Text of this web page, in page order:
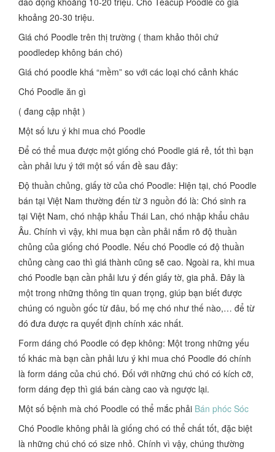
khoảng 20-30 triệu.
Giá chó Poodle trên thị trường ( tham khảo thôi chứ
poodledep không bán chó)
Giá chó poodle khá “mềm” so với các loại chó cảnh khác
Chó Poodle ăn gì
( đang cập nhật )
Một số lưu ý khi mua chó Poodle
Để có thể mua được một giống chó Poodle giá rẻ, tốt thì bạn
cần phải lưu ý tới một số vấn đề sau đây:
Độ thuần chủng, giấy tờ của chó Poodle: Hiện tại, chó Poodle
bán tại Việt Nam thường đến từ 3 nguồn đó là: Chó sinh ra
tại Việt Nam, chó nhập khẩu Thái Lan, chó nhập khẩu châu
Âu. Chính vì vậy, khi mua bạn cần phải nắm rõ độ thuần
chủng của giống chó Poodle. Nếu chó Poodle có độ thuần
chủng càng cao thì giá thành cũng sẽ cao. Ngoài ra, khi mua
chó Poodle bạn cần phải lưu ý đến giấy tờ, gia phả. Đây là
một trong những thông tin quan trọng, giúp bạn biết được
chúng có nguồn gốc từ đâu, bố mẹ chó như thế nào,… để từ
đó đưa được ra quyết định chính xác nhất.
Form dáng chó Poodle có đẹp không: Một trong những yếu
tố khác mà bạn cần phải lưu ý khi mua chó Poodle đó chính
là form dáng của chú chó. Đối với những chú chó có kích cỡ,
form dáng đẹp thì giá bán càng cao và ngược lại.
Một số bệnh mà chó Poodle có thể mắc phải Bán phóc Sóc
Chó Poodle không phải là giống chó có thể chất tốt, đặc biệt
là những chú chó có size nhỏ. Chính vì vậy, chúng thường